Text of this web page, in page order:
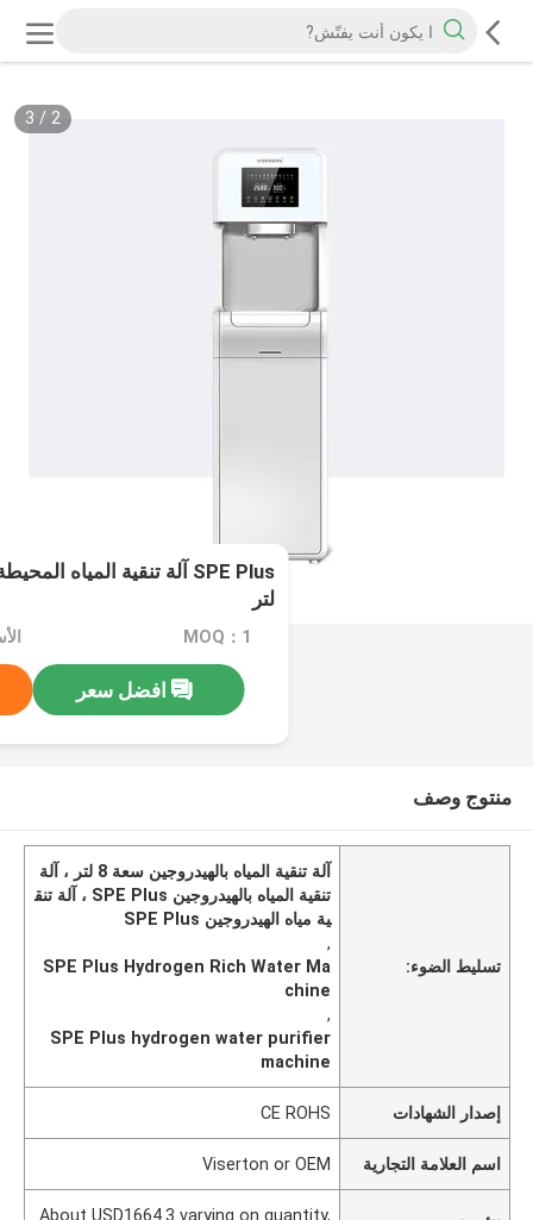
2
/
3
لتر
MOQ：1
افضل سعر
منتوج وصف
تسليط الضوء:
آلة تنقية المياه بالهيدروجين سعة 8 لتر ، آلة
تنقية المياه بالهيدروجين SPE Plus ، آلة تنق
ية مياه الهيدروجين SPE Plus
,
SPE Plus Hydrogen Rich Water Ma
chine
,
SPE Plus hydrogen water purifier
machine
إصدار الشهادات CE ROHS
اسم العلامة التجارية Viserton or OEM
About USD1664.3 varying on quantity,